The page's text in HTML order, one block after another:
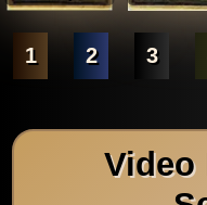
1 2 3
Video